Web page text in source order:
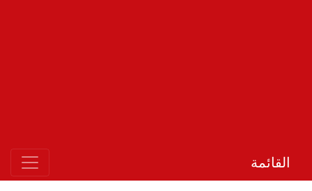
القائمة